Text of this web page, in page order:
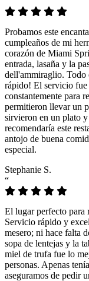
Probamos este
cumpleaños de mi
corazón de Miami
entrada, lasaña y la
dell'ammiraglio. Todo
rápido! El servicio fue
constantemente para
permitieron llevar un
sirvieron en un plato
recomendaría este
antojo de buena
especial.
Stephanie S.
“
El lugar perfecto para
Servicio rápido y
mesero; ni hace falta
sopa de lentejas y la
miel de trufa fue lo
personas. Apenas
aseguramos de pedir